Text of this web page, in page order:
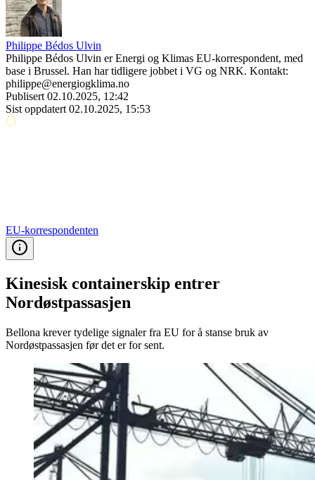
Philippe Bédos Ulvin
Philippe Bédos Ulvin er Energi og Klimas EU-korrespondent, med
base i Brussel. Han har tidligere jobbet i VG og NRK. Kontakt:
philippe@energiogklima.no
Publisert 02.10.2025, 12:42
Sist oppdatert 02.10.2025, 15:53
EU-korrespondenten
Kinesisk containerskip entrer
Nordøstpassasjen
Bellona krever tydelige signaler fra EU for å stanse bruk av
Nordøstpassasjen før det er for sent.